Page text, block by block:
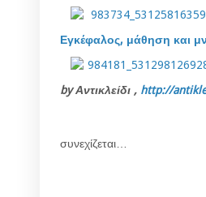
Εγκέφαλος, μάθηση και
by Αντικλείδι , http://
συνεχίζεται…